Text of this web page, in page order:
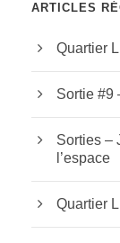
ARTICLES
Quartier
Sortie #9
Sorties –
l’espace
Quartier